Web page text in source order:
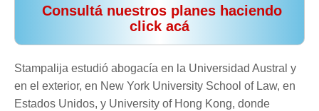
️ Consultá nuestros planes haciendo
click acá
Stampalija estudió abogacía en la Universidad Austral y
en el exterior, en New York University School of Law, en
Estados Unidos, y University of Hong Kong, donde